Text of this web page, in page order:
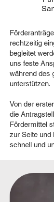
rechtzeitig
begleitet
uns feste
während des
unterstützen.
Von der
die
Fördermittel
zur Seite und
schnell und